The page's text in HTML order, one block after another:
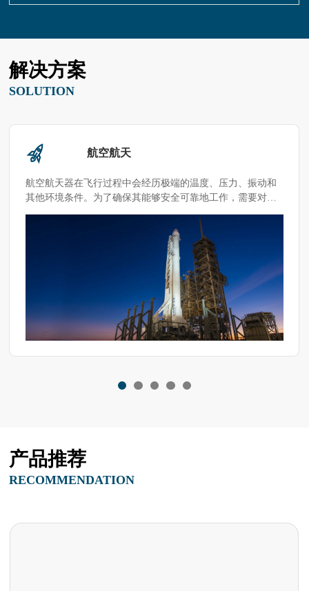
解决方案
SOLUTION
航空航天
航空航天器在飞行过程中会经历极端的温度、压力、振动和
其他环境条件。为了确保其能够安全可靠地工作，需要对材
产品推荐
RECOMMENDATION